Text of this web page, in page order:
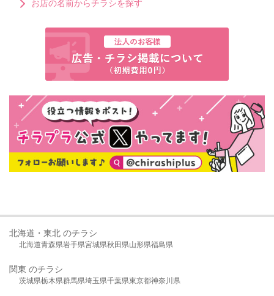
お店の名前からチラシを探す
北海道・東北 のチラシ
北海道青森県岩手県宮城県秋田県山形県福島県
関東 のチラシ
茨城県栃木県群馬県埼玉県千葉県東京都神奈川県